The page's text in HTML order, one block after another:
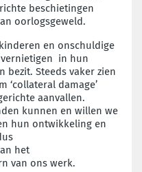
beschietingen
oorlogsgeweld.
en onschuldige
in hun
bezit. Steeds vaker zien
‘collateral damage’
aanvallen.
kunnen en willen we
hun ontwikkeling en
het
van ons werk.